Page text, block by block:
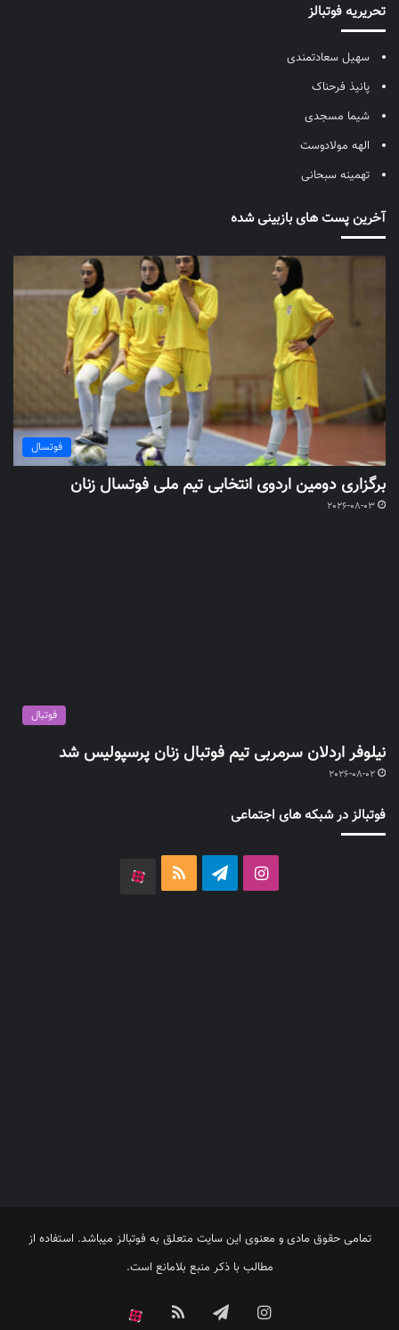
تحریریه فوتبالز
سهیل سعادتمندی
پانیذ فرحناک
شیما مسجدی
الهه مولادوست
تهمینه سبحانی
آخرین پست های بازبینی شده
فوتسال
برگزاری دومین اردوی انتخابی تیم ملی فوتسال زنان
2026-08-03
فوتبال
نیلوفر اردلان سرمربی تیم فوتبال زنان پرسپولیس شد
2026-08-02
فوتبالز در شبکه های اجتماعی
اینستاگرامتلگرام خوراک
تمامی حقوق مادی و معنوی این سایت متعلق به فوتبالز میباشد. استفاده از
مطالب با ذکر منبع بلامانع است.
اینستاگرامتلگرام خوراک